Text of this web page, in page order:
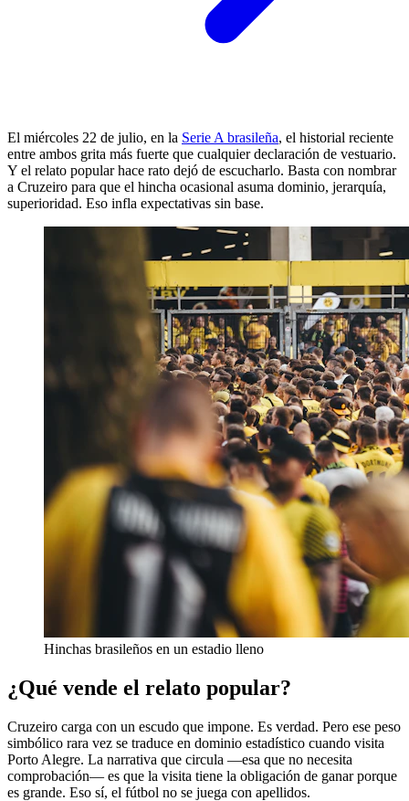
El miércoles 22 de julio, en la Serie A brasileña, el historial reciente
entre ambos grita más fuerte que cualquier declaración de vestuario.
Y el relato popular hace rato dejó de escucharlo. Basta con nombrar
a Cruzeiro para que el hincha ocasional asuma dominio, jerarquía,
superioridad. Eso infla expectativas sin base.
Hinchas brasileños en un estadio lleno
¿Qué vende el relato popular?
Cruzeiro carga con un escudo que impone. Es verdad. Pero ese peso
simbólico rara vez se traduce en dominio estadístico cuando visita
Porto Alegre. La narrativa que circula —esa que no necesita
comprobación— es que la visita tiene la obligación de ganar porque
es grande. Eso sí, el fútbol no se juega con apellidos.